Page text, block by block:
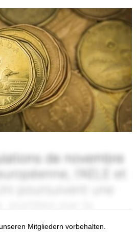
Mitgliedern vorbehalten.